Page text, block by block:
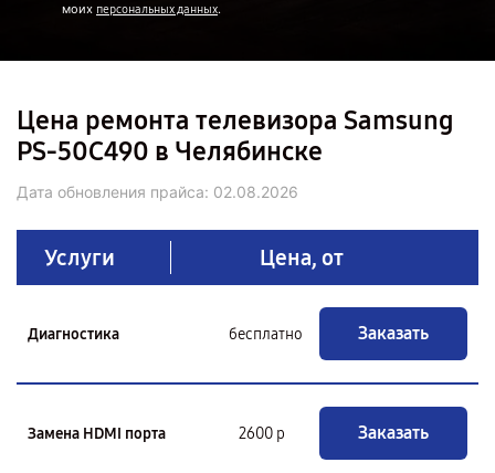
моих персональных данных.
Цена ремонта телевизора Samsung
PS-50C490 в Челябинске
Дата обновления прайса: 02.08.2026
Услуги Цена, от
Диагностика бесплатно Заказать
Замена HDMI порта 2600 р Заказать